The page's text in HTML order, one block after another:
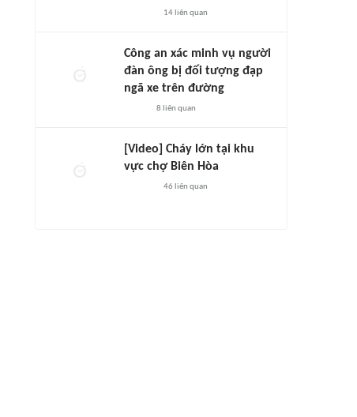
14 liên quan
Công an xác minh vụ người
đàn ông bị đối tượng đạp
ngã xe trên đường
8 liên quan
[Video] Cháy lớn tại khu
vực chợ Biên Hòa
46 liên quan